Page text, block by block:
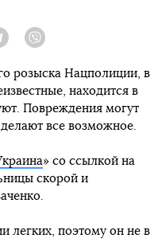
Telegram
розыска Нацполиции, в
находится в
Повреждения могут
все возможное.
» со ссылкой на
скорой и
легких, поэтому он не в